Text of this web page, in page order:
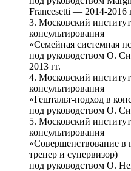
Francesetti — 2014-2016
3. Московский
консультирования
«Семейная системная
под руководством О.
2013 гг.
4. Московский
консультирования
«Гештальт-подход в
под руководством О.
5. Московский
консультирования
«Совершенствование в
тренер и супервизор)
под руководством О.